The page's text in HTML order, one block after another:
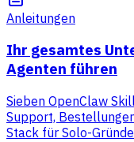
Anleitungen
Ihr gesamtes
Agenten führen
Sieben OpenClaw
Support,
Stack für Solo-